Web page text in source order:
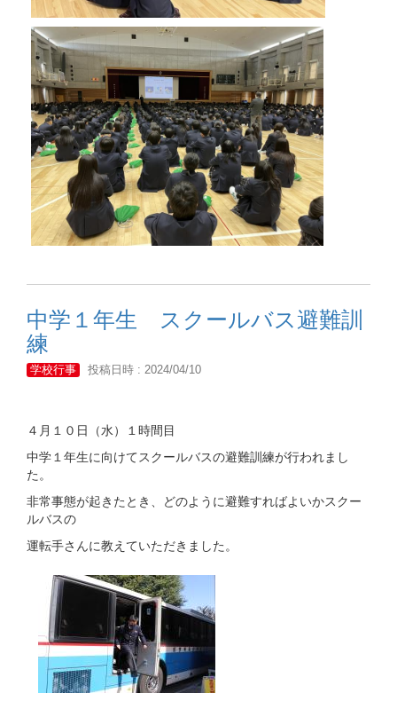
中学１年生 スクールバス避難訓
練
学校行事 投稿日時 : 2024/04/10
４月１０日（水）１時間目
中学１年生に向けてスクールバスの避難訓練が行われまし
た。
非常事態が起きたとき、どのように避難すればよいかスクー
ルバスの
運転手さんに教えていただきました。